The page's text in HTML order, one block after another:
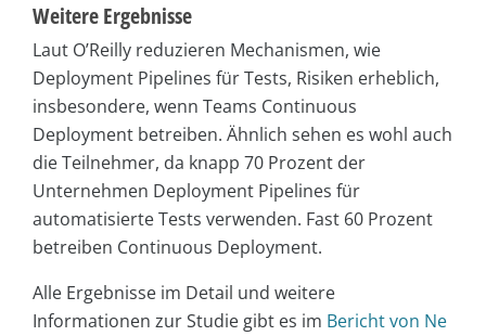
Weitere Ergebnisse
Laut O’Reilly reduzieren Mechanismen, wie
Deployment Pipelines für Tests, Risiken erheblich,
insbesondere, wenn Teams Continuous
Deployment betreiben. Ähnlich sehen es wohl auch
die Teilnehmer, da knapp 70 Prozent der
Unternehmen Deployment Pipelines für
automatisierte Tests verwenden. Fast 60 Prozent
betreiben Continuous Deployment.
Alle Ergebnisse im Detail und weitere
Informationen zur Studie gibt es im Bericht von Ne